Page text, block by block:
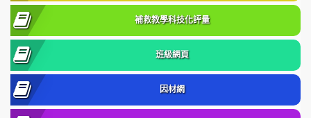
補救教學科技化評量
班級網頁
因材網